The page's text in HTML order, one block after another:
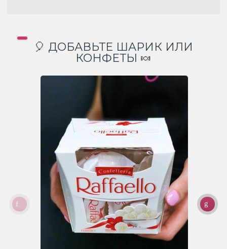
🎈 ДОБАВЬТЕ ШАРИК ИЛИ
КОНФЕТЫ 🍬